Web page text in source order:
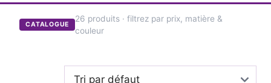
CATALOGUE
26 produits · filtrez par prix, matière &
couleur